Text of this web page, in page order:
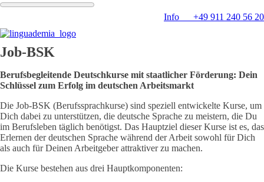
Info +49 911 240 56 20
Job-BSK
Berufsbegleitende Deutschkurse mit staatlicher Förderung: Dein
Schlüssel zum Erfolg im deutschen Arbeitsmarkt
Die Job-BSK (Berufssprachkurse) sind speziell entwickelte Kurse, um
Dich dabei zu unterstützen, die deutsche Sprache zu meistern, die Du
im Berufsleben täglich benötigst. Das Hauptziel dieser Kurse ist es, das
Erlernen der deutschen Sprache während der Arbeit sowohl für Dich
als auch für Deinen Arbeitgeber attraktiver zu machen.
Die Kurse bestehen aus drei Hauptkomponenten: